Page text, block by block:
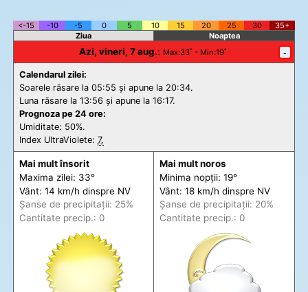
<-15 -10 -5 0 5 10 15 20 25 30
35+
Ziua
Noaptea
Azi, vineri, 7 aug.: Max:33˚ - Min:19˚ -
Calendarul zilei:
Soarele răsare la 05:55 și apune la 20:34.
Luna răsare la 13:56 și apune la 16:17.
Prognoza pe 24 ore:
Umiditate: 50%.
Index UltraViolete: 7.
Mai mult însorit
Maxima zilei: 33°
Vânt: 14 km/h dinspre NV
Șanse de precipitații: 25%
Cantitate precip.: 0
Mai mult noros
Minima nopții: 19°
Vânt: 18 km/h dinspre NV
Șanse de precipitații: 20%
Cantitate precip.: 0